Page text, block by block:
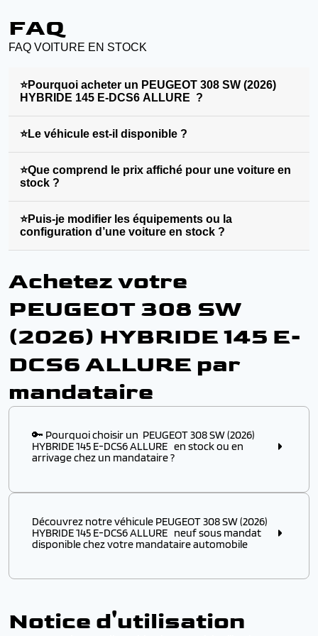
FAQ
FAQ VOITURE EN STOCK
⭐Pourquoi acheter un PEUGEOT 308 SW (2026)
HYBRIDE 145 E-DCS6 ALLURE ?
⭐Le véhicule est-il disponible ?
⭐Que comprend le prix affiché pour une voiture en
stock ?
⭐Puis-je modifier les équipements ou la
configuration d’une voiture en stock ?
Achetez votre
PEUGEOT 308 SW
(2026) HYBRIDE 145 E-
DCS6 ALLURE par
mandataire
🔑 Pourquoi choisir un PEUGEOT 308 SW (2026)
HYBRIDE 145 E-DCS6 ALLURE en stock ou en
arrivage chez un mandataire ?
Choisir ce modèleen stockouen arrivagechez un
✔️ D’obtenir unmodèle disponible immédiatement ,
sans attendre plusieurs mois de délai usine
attractif, négocié directement auprès des
✔️ De bénéficier d’une
livraison rapide
en main simplifiée
Découvrez notre véhicule PEUGEOT 308 SW (2026)
HYBRIDE 145 E-DCS6 ALLURE neuf sous mandat
disponible chez votre mandataire automobile
Découvrez notre véhicule PEUGEOT 308 SW (2026)
Profitez deprix remisés sur votre PEUGEOTpar
rapport au tarif catalogue constructeur, tout en
Notice d'utilisation